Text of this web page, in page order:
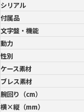
シリアル
付属品
文字盤・機能
動力
性別
ケース素材
ブレス素材
腕回り（cm）
横×縦（mm）